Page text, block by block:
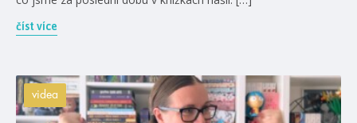
číst více
videa